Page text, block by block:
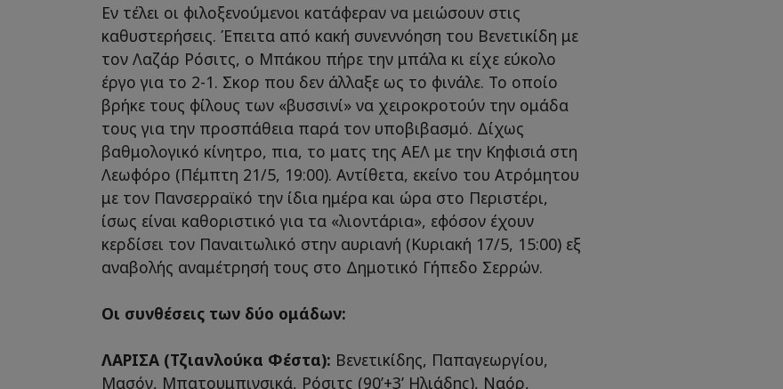
Εν τέλει οι φιλοξενούμενοι κατάφεραν να μειώσουν στις
καθυστερήσεις. Έπειτα από κακή συνεννόηση του Βενετικίδη με
τον Λαζάρ Ρόσιτς, ο Μπάκου πήρε την μπάλα κι είχε εύκολο
έργο για το 2-1. Σκορ που δεν άλλαξε ως το φινάλε. Το οποίο
βρήκε τους φίλους των «βυσσινί» να χειροκροτούν την ομάδα
τους για την προσπάθεια παρά τον υποβιβασμό. Δίχως
βαθμολογικό κίνητρο, πια, το ματς της ΑΕΛ με την Κηφισιά στη
Λεωφόρο (Πέμπτη 21/5, 19:00). Αντίθετα, εκείνο του Ατρόμητου
με τον Πανσερραϊκό την ίδια ημέρα και ώρα στο Περιστέρι,
ίσως είναι καθοριστικό για τα «λιοντάρια», εφόσον έχουν
κερδίσει τον Παναιτωλικό στην αυριανή (Κυριακή 17/5, 15:00) εξ
αναβολής αναμέτρησή τους στο Δημοτικό Γήπεδο Σερρών.
Οι συνθέσεις των δύο ομάδων:
ΛΑΡΙΣΑ (Τζιανλούκα Φέστα): Βενετικίδης, Παπαγεωργίου,
Μασόν, Μπατουμπινσικά, Ρόσιτς (90’+3’ Ηλιάδης), Ναόρ,